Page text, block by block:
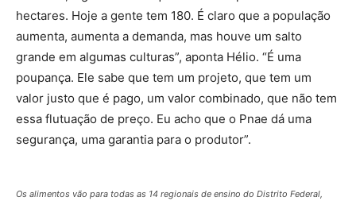
hectares. Hoje a gente tem 180. É claro que a população
aumenta, aumenta a demanda, mas houve um salto
grande em algumas culturas”, aponta Hélio. “É uma
poupança. Ele sabe que tem um projeto, que tem um
valor justo que é pago, um valor combinado, que não tem
essa flutuação de preço. Eu acho que o Pnae dá uma
segurança, uma garantia para o produtor”.
Os alimentos vão para todas as 14 regionais de ensino do Distrito Federal,